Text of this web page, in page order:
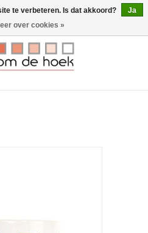
0 Artikelen - €0,00
te verbeteren. Is dat akkoord?
Ja
over cookies »